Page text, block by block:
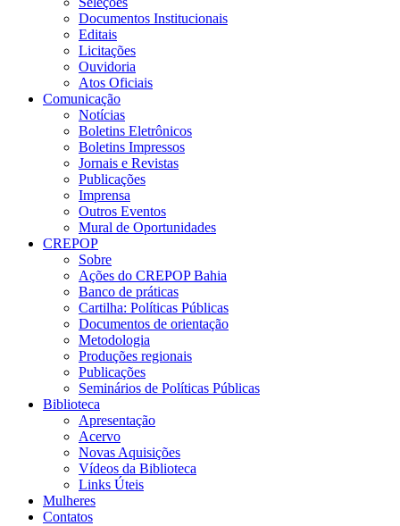
Documentos Institucionais
Editais
Licitações
Ouvidoria
Atos Oficiais
Comunicação
Notícias
Boletins Eletrônicos
Boletins Impressos
Jornais e Revistas
Publicações
Imprensa
Outros Eventos
Mural de Oportunidades
CREPOP
Sobre
Ações do CREPOP Bahia
Banco de práticas
Cartilha: Políticas Públicas
Documentos de orientação
Metodologia
Produções regionais
Publicações
Seminários de Políticas Públicas
Biblioteca
Apresentação
Acervo
Novas Aquisições
Vídeos da Biblioteca
Links Úteis
Mulheres
Contatos